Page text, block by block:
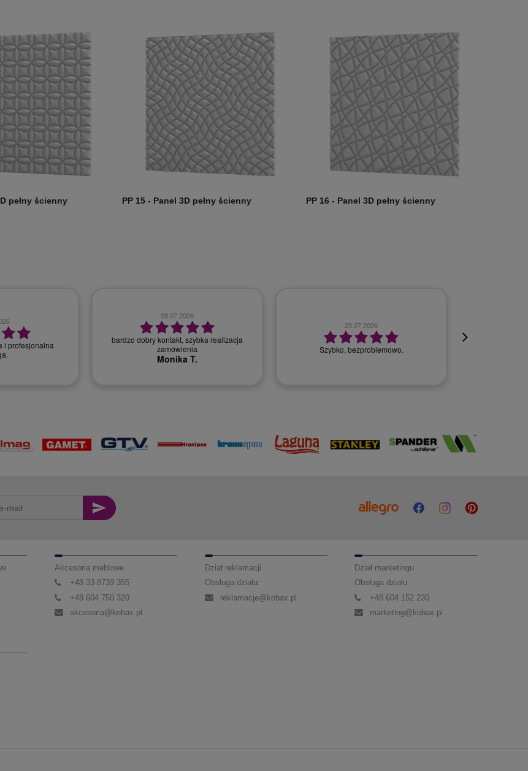
pełny ścienny PP 15 - Panel 3D pełny ścienny PP 16 - Panel 3D pełny ścienny
i profesjonalna
28.07.2026
bardzo dobry kontakt, szybka realizacja
zamówienia
Monika T.
23.07.2026
Szybko, bezproblemowo.
Akcesoria meblowe
+48 33 8739 355
+48 604 750 320
akcesoria@kobax.pl
Dział reklamacji
Obsługa działu:
reklamacje@kobax.pl
Dział marketingu
Obsługa działu:
+48 604 152 230
marketing@kobax.pl